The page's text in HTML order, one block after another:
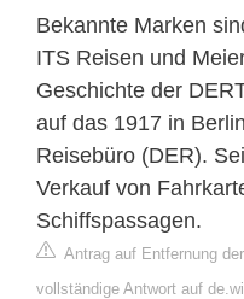
Bekannte Marken
ITS Reisen und
Geschichte der
auf das 1917 in
Reisebüro (DER).
Verkauf von
Schiffspassagen.
Antrag auf Entfernung
vollständige Antwort auf